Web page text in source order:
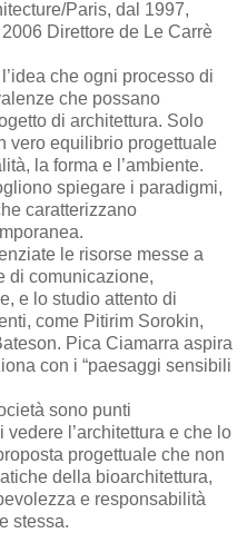
Paris, dal 1997,
Direttore de Le Carrè
che ogni processo di
che possano
di architettura. Solo
vero equilibrio progettuale
la forma e l’ambiente.
spiegare i paradigmi,
caratterizzano
le risorse messe a
di comunicazione,
e lo studio attento di
come Pitirim Sorokin,
Pica Ciamarra aspira
con i “paesaggi sensibili
sono punti
l’architettura e che lo
progettuale che non
della bioarchitettura,
e responsabilità
stessa.